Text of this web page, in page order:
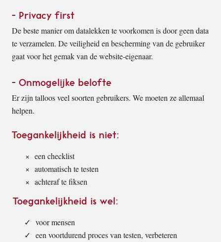
Privacy first
De beste manier om datalekken te voorkomen is door geen data
te verzamelen. De veiligheid en bescherming van de gebruiker
gaat voor het gemak van de website-eigenaar.
Onmogelijke belofte
Er zijn talloos veel soorten gebruikers. We moeten ze allemaal
helpen.
Toegankelijkheid is niet:
een checklist
automatisch te testen
achteraf te fiksen
Toegankelijkheid is wel:
voor mensen
een voortdurend proces van testen, verbeteren